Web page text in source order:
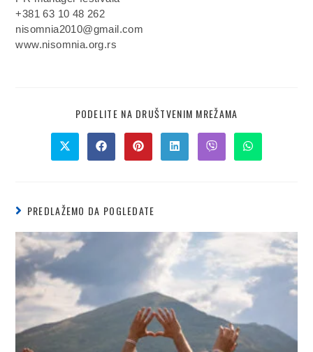
+381 63 10 48 262
nisomnia2010@gmail.com
www.nisomnia.org.rs
PODELITE NA DRUŠTVENIM MREŽAMA
PREDLAŽEMO DA POGLEDATE